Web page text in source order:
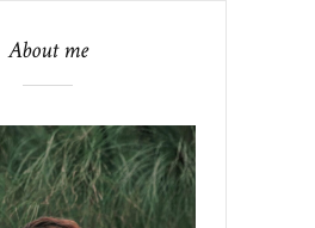
About me